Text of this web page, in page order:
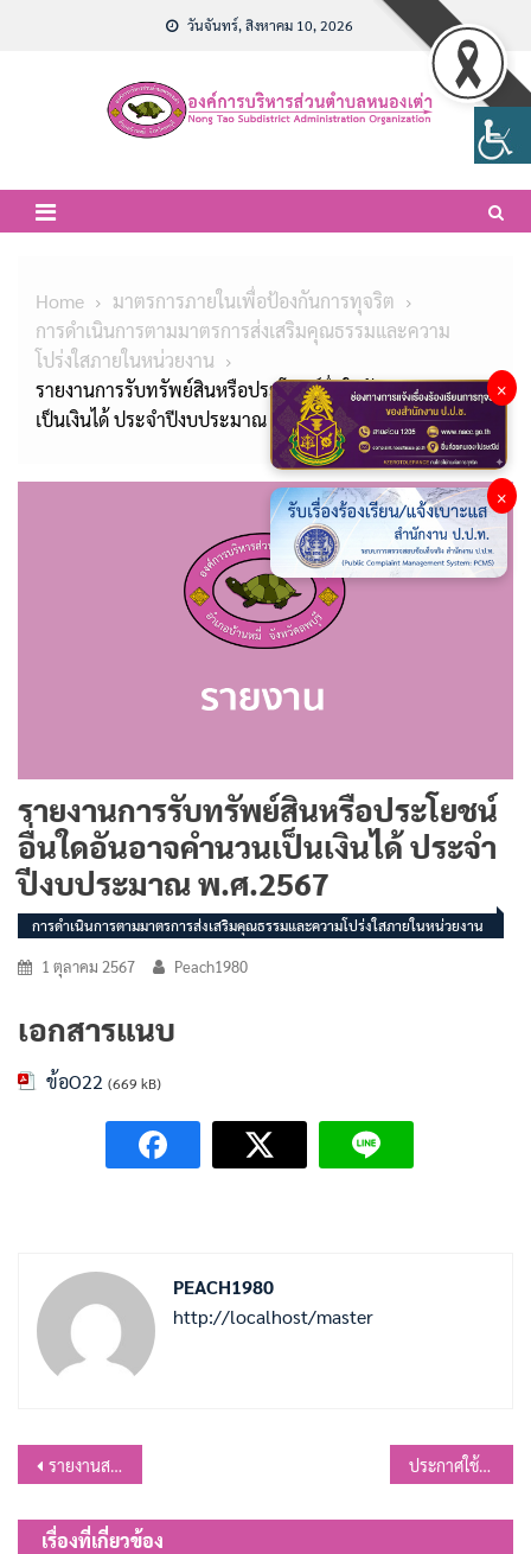
วันจันทร์, สิงหาคม 10, 2026
Home
มาตรการภายในเพื่อป้องกันการทุจริต
การดำเนินการตามมาตรการส่งเสริมคุณธรรมและความ
โปร่งใสภายในหน่วยงาน
รายงานการรับทรัพย์สินหรือประโยชน์อื่นใดอันอาจคำนวน
เป็นเงินได้ ประจำปีงบประมาณ พ.ศ.2567
รายงานการรับทรัพย์สินหรือประโยชน์
อื่นใดอันอาจคำนวนเป็นเงินได้ ประจำ
ปีงบประมาณ พ.ศ.2567
การดำเนินการตามมาตรการส่งเสริมคุณธรรมและความโปร่งใสภายในหน่วยงาน
1 ตุลาคม 2567 Peach1980
เอกสารแนบ
ข้อO22 (669 kB)
PEACH1980
http://localhost/master
แนะแนว
เรื่อง
รายงานสรุปผลเรื่องการร้องเรียนการทุจริตและประพฤติมิชอบ ประจำปีงบประมาณ พ.ศ.2567 ประกาศใช้แผนปฏิบัติการป้องกันการทุจริต ประจำปีงบประมาณ พ.ศ.2568
เรื่องที่เกี่ยวข้อง
×
×